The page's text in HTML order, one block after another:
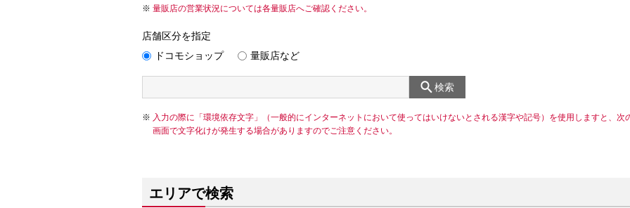
量販店の営業状況については各量販店へご確認ください。
店舗区分を指定
ドコモショップ
量販店など
検索
入力の際に「環境依存文字」（一般的にインターネットにおいて使ってはいけないとされる漢字や記号）を使用しますと、次
画面で文字化けが発生する場合がありますのでご注意ください。
エリアで検索